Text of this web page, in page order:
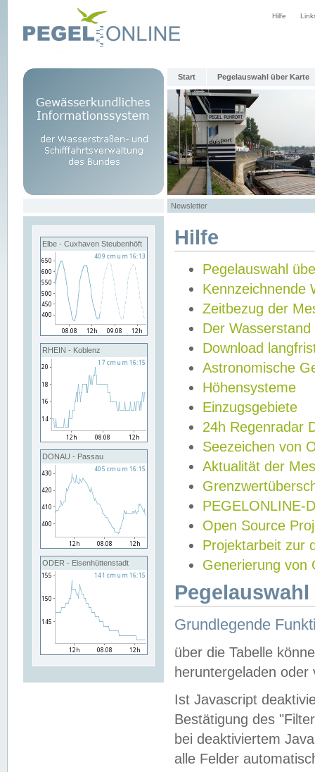
Hilfe
Start Pegelauswahl über Karte
Newsletter
Elbe - Cuxhaven Steubenhöft
RHEIN - Koblenz
DONAU - Passau
ODER - Eisenhüttenstadt
Hilfe
Pegelauswahl
Kennzeichnende
Zeitbezug der
Der Wasserstand
Download
Astronomische
Höhensysteme
Einzugsgebiete
24h Regenradar
Seezeichen von
Aktualität der
PEGELONLINE-
Open Source
Projektarbeit zur
Generierung von
Grundlegende
über die Tabelle
heruntergeladen oder
Ist Javascript
Bestätigung des
bei deaktiviertem
alle Felder